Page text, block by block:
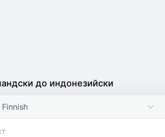
до индонезийски
Finnish